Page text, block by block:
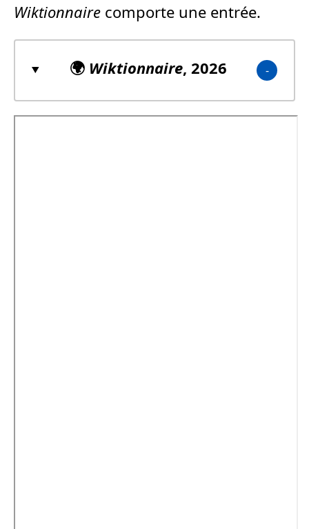
Wiktionnaire comporte une entrée.
🌍 Wiktionnaire, 2026